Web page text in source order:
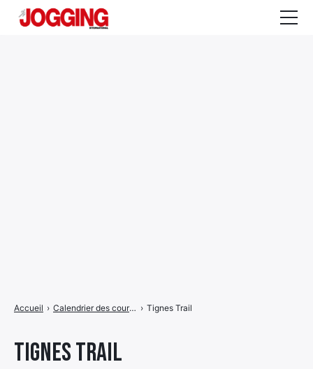
Tignes Trail
Accueil › Calendrier des courses › Tignes Trail